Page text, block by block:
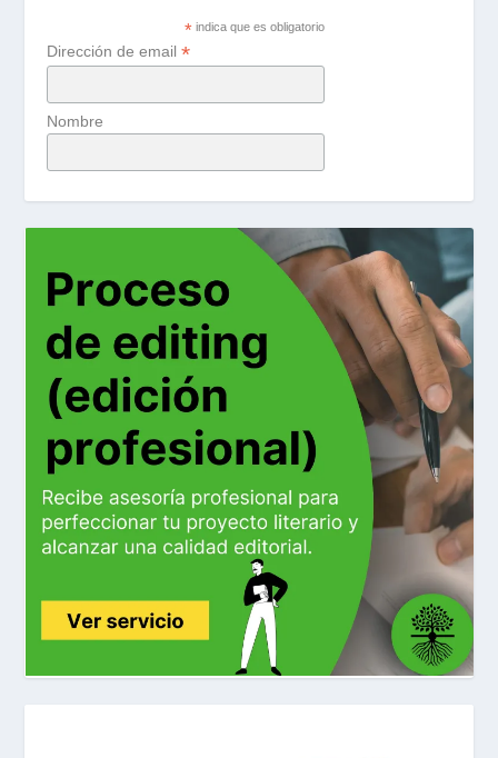
* indica que es obligatorio
Dirección de email*
Nombre